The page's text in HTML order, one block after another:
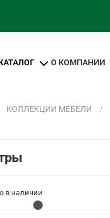
О КОМПАНИИ
КОЛЛЕКЦИИ МЕБЕЛИ
в наличии